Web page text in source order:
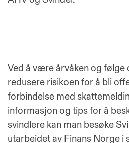
Ved å være årvåken og følge
redusere risikoen for å bli
forbindelse med
informasjon og tips for å
svindlere kan man besøke
utarbeidet av Finans Norge i